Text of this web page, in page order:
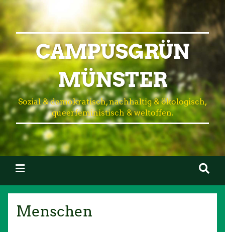
CAMPUSGRÜN
MÜNSTER
Sozial & demokratisch, nachhaltig & ökologisch,
queerfeministisch & weltoffen.
Menschen